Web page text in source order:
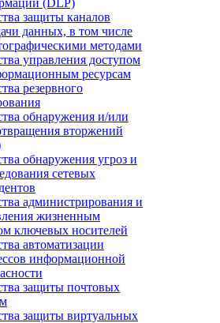
защиты каналов
данных, в том числе
методами
управления доступом
ресурсам
резервного
обнаружения и/или
вторжений
обнаружения угроз и
сетевых
администрирования и
жизненным
ключевых носителей
автоматизации
информационной
защиты почтовых
защиты виртуальных